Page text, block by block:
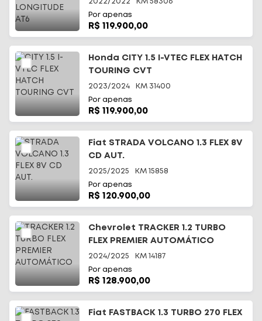
Início
Todos os carros
Telefone
(48) 99644-0085
2022/2022 KM 58306
Por apenas
R$ 119.900,00
Honda CITY 1.5 I-VTEC FLEX HATCH
TOURING CVT
2023/2024 KM 31400
Por apenas
R$ 119.900,00
Fiat STRADA VOLCANO 1.3 FLEX 8V
CD AUT.
2025/2025 KM 15858
Por apenas
R$ 120.900,00
Chevrolet TRACKER 1.2 TURBO
FLEX PREMIER AUTOMÁTICO
2024/2025 KM 14187
Por apenas
R$ 128.900,00
Fiat FASTBACK 1.3 TURBO 270 FLEX